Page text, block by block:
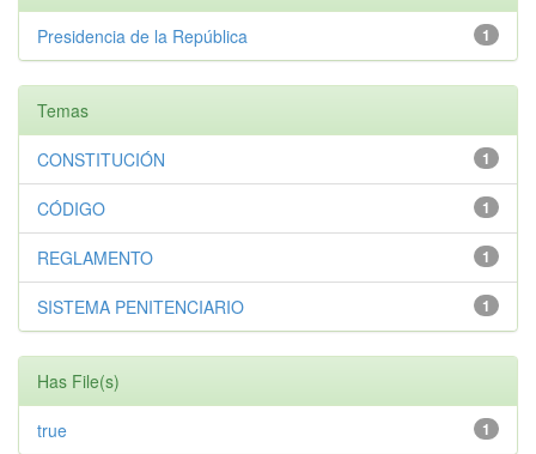
1
Presidencia de la República
Temas
1
CONSTITUCIÓN
1
CÓDIGO
1
REGLAMENTO
1
SISTEMA PENITENCIARIO
Has File(s)
1
true